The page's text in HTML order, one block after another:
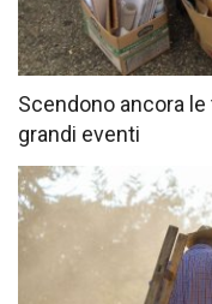
Scendono ancora
grandi eventi